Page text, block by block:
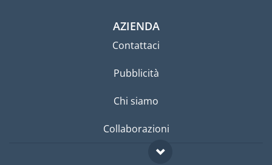
AZIENDA
Contattaci
Pubblicità
Chi siamo
Collaborazioni